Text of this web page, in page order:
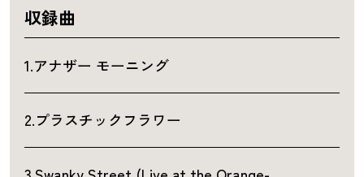
収録曲
1.アナザー モーニング
2.プラスチックフラワー